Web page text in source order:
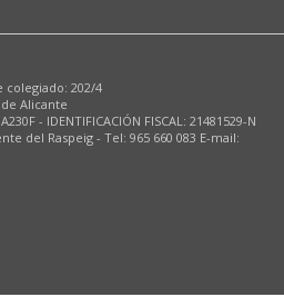
colegiado: 202/4
Alicante
- IDENTIFICACIÓN FISCAL: 21481529-N
del Raspeig - Tel: 965 660 083 E-mail: